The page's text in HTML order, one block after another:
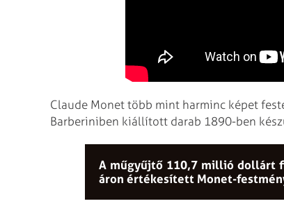
Claude Monet több mint harminc képet
Barberiniben kiállított darab 1890-ben
A műgyűjtő 110,7 millió dollárt
áron értékesített Monet-